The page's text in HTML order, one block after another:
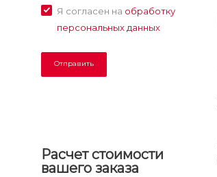
Я согласен на обработку
персональных данных
Расчет стоимости
вашего заказа